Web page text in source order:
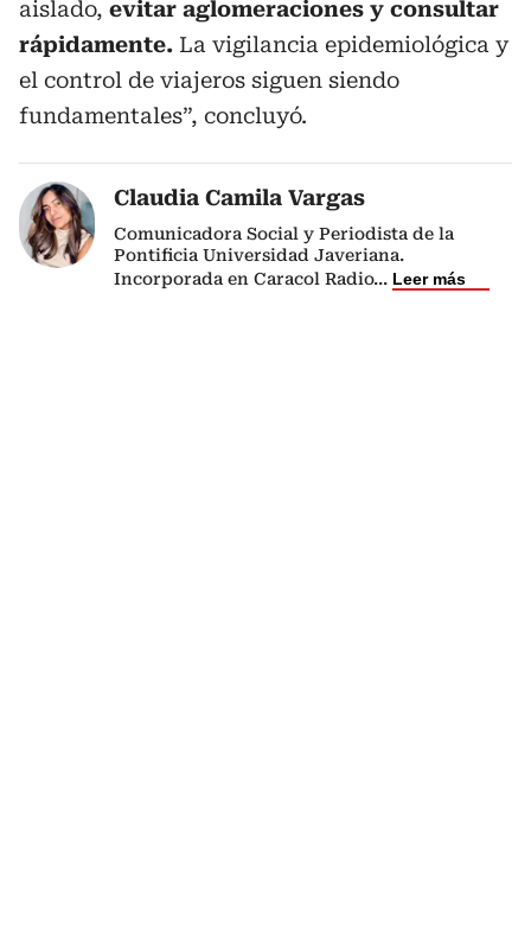
aislado, evitar aglomeraciones y consultar
rápidamente. La vigilancia epidemiológica y
el control de viajeros siguen siendo
fundamentales”, concluyó.
Claudia Camila Vargas
Comunicadora Social y Periodista de la
Pontificia Universidad Javeriana.
Incorporada en Caracol Radio... Leer más